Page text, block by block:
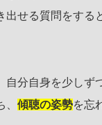
出せる質問をする
自分自身を少しず
傾聴の姿勢を忘